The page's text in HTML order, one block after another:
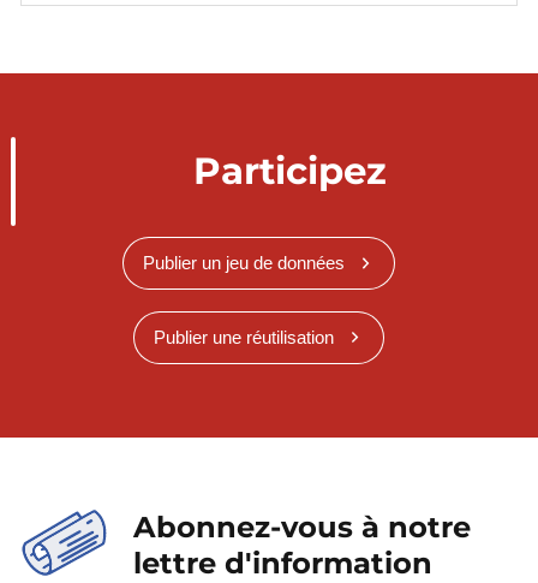
Participez
Publier un jeu de données
Publier une réutilisation
Abonnez-vous à notre
lettre d'information